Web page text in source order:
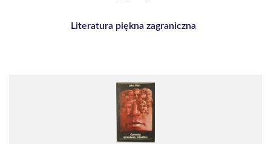
Literatura piękna zagraniczna